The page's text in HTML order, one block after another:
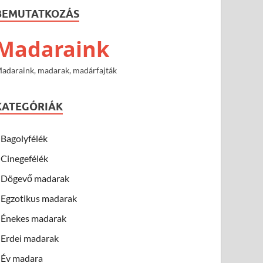
madarak, madárfajták
Bagolyfélék
Cinegefélék
Dögevő madarak
Egzotikus madarak
Énekes madarak
Erdei madarak
Év madara